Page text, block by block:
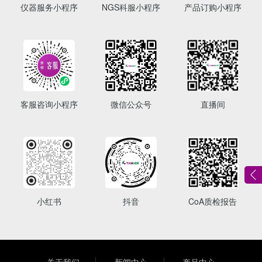
仪器服务小程序 NGS科服小程序 产品订购小程序
客服咨询小程序 微信公众号 直播间
小红书 抖音 CoA质检报告